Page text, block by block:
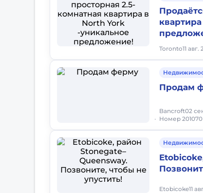
Toronto11 авг.
Продам
Bancroft02
Номер 201070
Etobicoke11